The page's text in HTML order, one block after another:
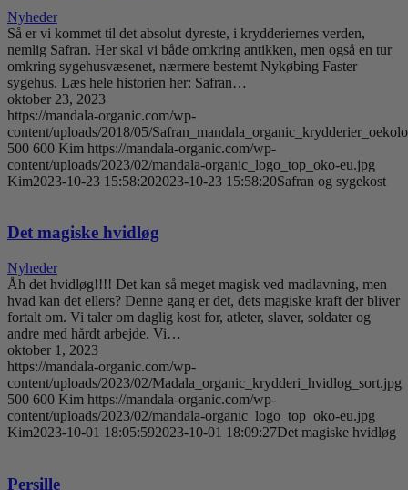
Nyheder
Så er vi kommet til det absolut dyreste, i krydderiernes verden,
nemlig Safran. Her skal vi både omkring antikken, men også en tur
omkring sygehusvæsenet, nærmere bestemt Nykøbing Faster
sygehus. Læs hele historien her: Safran…
oktober 23, 2023
https://mandala-organic.com/wp-
content/uploads/2018/05/
500 600 Kim https://mandala-organic.com/wp-
content/uploads/2023/02/mandala-organic_logo_top_oko-eu.jpg
Kim2023-10-23 15:58:202023-10-23 15:58:20Safran og sygekost
Det magiske hvidløg
Nyheder
Åh det hvidløg!!!! Det kan så meget magisk ved madlavning, men
hvad kan det ellers? Denne gang er det, dets magiske kraft der bliver
fortalt om. Vi taler om daglig kost for, atleter, slaver, soldater og
andre med hårdt arbejde. Vi…
oktober 1, 2023
https://mandala-organic.com/wp-
content/uploads/2023/02/Madala_organic_krydderi_hvidlog_sort.jpg
500 600 Kim https://mandala-organic.com/wp-
content/uploads/2023/02/mandala-organic_logo_top_oko-eu.jpg
Kim2023-10-01 18:05:592023-10-01 18:09:27Det magiske hvidløg
Persille